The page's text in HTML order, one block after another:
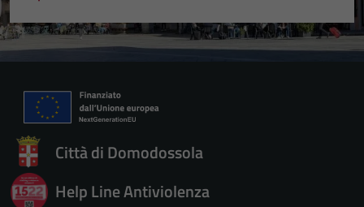
Città di Domodossola
Help Line Antiviolenza